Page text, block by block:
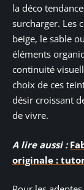
la déco
surcharger. Les
beige, le sable
éléments
continuité
choix de ces
désir croissant
de vivre.
A lire aussi :
originale :